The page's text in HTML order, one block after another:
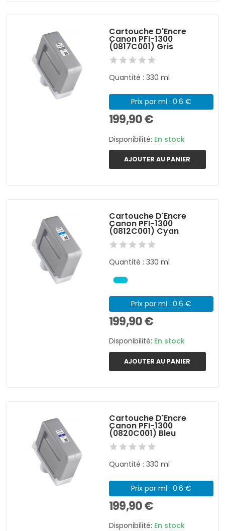
Cartouche D'Encre
Canon PFI-1300
(0817C001) Gris
Quantité : 330 ml
Prix par ml : 0.6 €
199,90 €
Disponibilité: En stock
AJOUTER AU PANIER
Cartouche D'Encre
Canon PFI-1300
(0812C001) Cyan
Quantité : 330 ml
Prix par ml : 0.6 €
199,90 €
Disponibilité: En stock
AJOUTER AU PANIER
Cartouche D'Encre
Canon PFI-1300
(0820C001) Bleu
Quantité : 330 ml
Prix par ml : 0.6 €
199,90 €
Disponibilité: En stock